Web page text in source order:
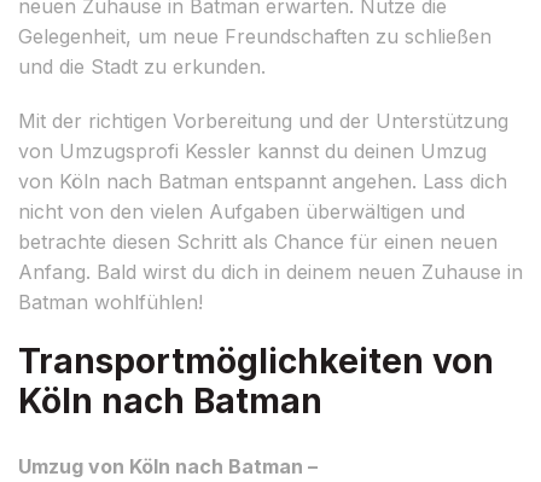
neuen Zuhause in Batman erwarten. Nutze die
Gelegenheit, um neue Freundschaften zu schließen
und die Stadt zu erkunden.
Mit der richtigen Vorbereitung und der Unterstützung
von Umzugsprofi Kessler kannst du deinen Umzug
von Köln nach Batman entspannt angehen. Lass dich
nicht von den vielen Aufgaben überwältigen und
betrachte diesen Schritt als Chance für einen neuen
Anfang. Bald wirst du dich in deinem neuen Zuhause in
Batman wohlfühlen!
Transportmöglichkeiten von
Köln nach Batman
Umzug von Köln nach Batman –